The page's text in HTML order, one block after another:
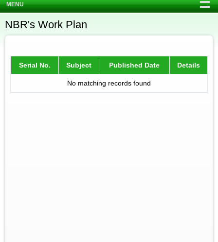
MENU
NBR's Work Plan
Serial No. Subject Published Date Details
No matching records found